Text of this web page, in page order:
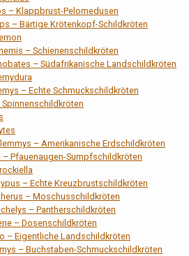
– Klappbrust-Pelomedusen
– Bärtige Krötenkopf-Schildkröten
– Schienenschildkröten
– Südafrikanische Landschildkröten
– Echte Schmuckschildkröten
Spinnenschildkröten
– Amerikanische Erdschildkröten
– Pfauenaugen-Sumpfschildkröten
– Echte Kreuzbrustschildkröten
– Moschusschildkröten
– Pantherschildkröten
– Dosenschildkröten
– Eigentliche Landschildkröten
– Buchstaben-Schmuckschildkröten